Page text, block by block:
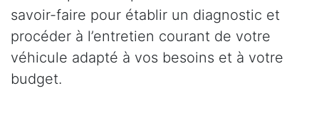
savoir-faire pour établir un diagnostic et
procéder à l’entretien courant de votre
véhicule adapté à vos besoins et à votre
budget.